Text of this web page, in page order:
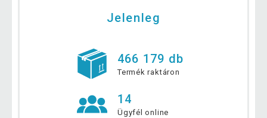
Jelenleg
466 179 db
Termék raktáron
14
Ügyfél online